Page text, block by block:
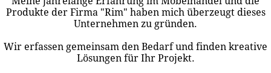
Produkte der Firma "Rim" haben mich überzeugt dieses
Unternehmen zu gründen.
Wir erfassen gemeinsam den Bedarf und finden kreative
Lösungen für Ihr Projekt.